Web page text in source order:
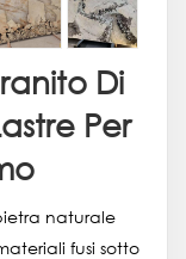
Di
Per
naturale
fusi sotto